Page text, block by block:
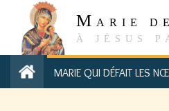
M ARIE
À JÉSUS
MARIE QUI DÉFAIT LES